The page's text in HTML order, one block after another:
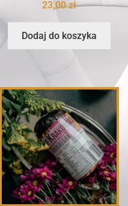
23,00zł
Dodaj do koszyka